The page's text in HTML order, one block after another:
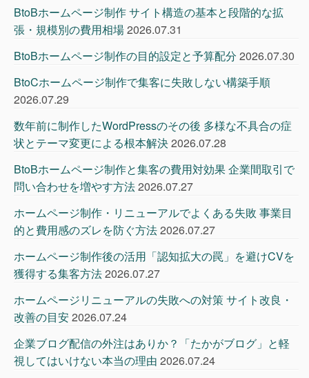
BtoBホームページ制作 サイト構造の基本と段階的な拡
張・規模別の費用相場2026.07.31
BtoBホームページ制作の目的設定と予算配分 2026.07.30
BtoCホームページ制作で集客に失敗しない構築手順
2026.07.29
数年前に制作したWordPressのその後 多様な不具合の症
状とテーマ変更による根本解決2026.07.28
BtoBホームページ制作と集客の費用対効果 企業間取引で
問い合わせを増やす方法2026.07.27
ホームページ制作・リニューアルでよくある失敗 事業目
的と費用感のズレを防ぐ方法2026.07.27
ホームページ制作後の活用「認知拡大の罠」を避けCVを
獲得する集客方法2026.07.27
ホームページリニューアルの失敗への対策 サイト改良・
改善の目安2026.07.24
企業ブログ配信の外注はありか？「たかがブログ」と軽
視してはいけない本当の理由 2026.07.24